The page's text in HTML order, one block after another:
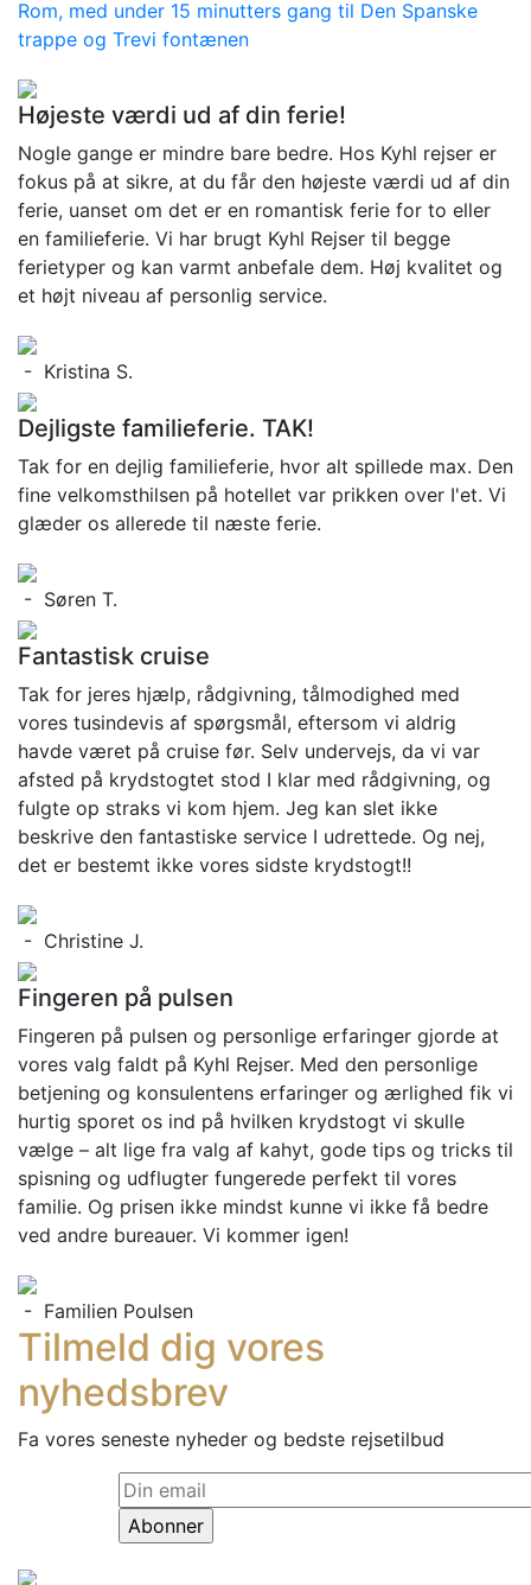
Rom, med under 15 minutters gang til Den Spanske
trappe og Trevi fontænen
Højeste værdi ud af din ferie!
Nogle gange er mindre bare bedre. Hos Kyhl rejser er
fokus på at sikre, at du får den højeste værdi ud af din
ferie, uanset om det er en romantisk ferie for to eller
en familieferie. Vi har brugt Kyhl Rejser til begge
ferietyper og kan varmt anbefale dem. Høj kvalitet og
et højt niveau af personlig service.
- Kristina S.
Dejligste familieferie. TAK!
Tak for en dejlig familieferie, hvor alt spillede max. Den
fine velkomsthilsen på hotellet var prikken over I'et. Vi
glæder os allerede til næste ferie.
- Søren T.
Fantastisk cruise
Tak for jeres hjælp, rådgivning, tålmodighed med
vores tusindevis af spørgsmål, eftersom vi aldrig
havde været på cruise før. Selv undervejs, da vi var
afsted på krydstogtet stod I klar med rådgivning, og
fulgte op straks vi kom hjem. Jeg kan slet ikke
beskrive den fantastiske service I udrettede. Og nej,
det er bestemt ikke vores sidste krydstogt!!
- Christine J.
Fingeren på pulsen
Fingeren på pulsen og personlige erfaringer gjorde at
vores valg faldt på Kyhl Rejser. Med den personlige
betjening og konsulentens erfaringer og ærlighed fik vi
hurtig sporet os ind på hvilken krydstogt vi skulle
vælge – alt lige fra valg af kahyt, gode tips og tricks til
spisning og udflugter fungerede perfekt til vores
familie. Og prisen ikke mindst kunne vi ikke få bedre
ved andre bureauer. Vi kommer igen!
- Familien Poulsen
Tilmeld dig vores
nyhedsbrev
Fa vores seneste nyheder og bedste rejsetilbud